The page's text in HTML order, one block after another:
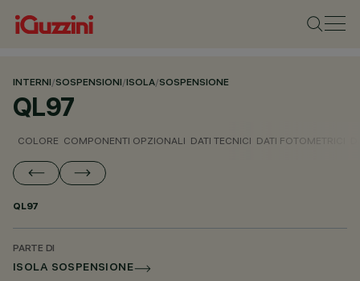
INTERNI/SOSPENSIONI/ISOLA/SOSPENSIONE
QL97
COLORE COMPONENTI OPZIONALI DATI TECNICI DATI FOTOMETRICI
QL97
PARTE DI
ISOLA SOSPENSIONE